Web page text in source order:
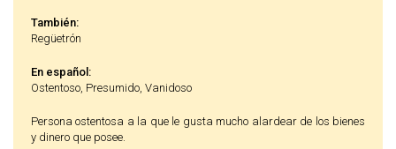
También:
Regüetrón
En español:
Ostentoso, Presumido, Vanidoso
Persona ostentosa a la que le gusta mucho alardear de los bienes
y dinero que posee.